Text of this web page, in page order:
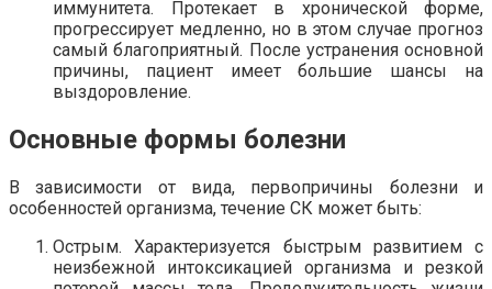
иммунитета. Протекает в хронической форме,
прогрессирует медленно, но в этом случае прогноз
самый благоприятный. После устранения основной
причины, пациент имеет большие шансы на
выздоровление.
Основные формы болезни
В зависимости от вида, первопричины болезни и
особенностей организма, течение СК может быть:
Острым. Характеризуется быстрым развитием с
неизбежной интоксикацией организма и резкой